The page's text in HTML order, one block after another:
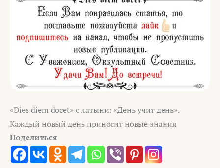
«Dies diem docet» с латыни: «День учит день».
Каждый новый день приносит новые знания
Поделиться